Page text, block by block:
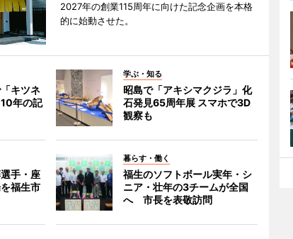
2027年の創業115周年に向けた記念企画を本格
的に始動させた。
キツネ
年の記
学ぶ・知る
昭島で「アキシマクジラ」化
石発見65周年展 スマホで3D
観察も
手・座
福生市
暮らす・働く
福生のソフトボール実年・シ
ニア・壮年の3チームが全国
へ 市長を表敬訪問